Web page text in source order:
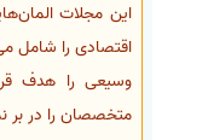
این مجلات
اقتصادی را شامل
وسیعی را هدف
متخصصان را در بر